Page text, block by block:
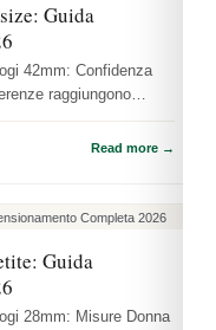
Guida
42mm: Confidenza
raggiungono
Read more →
Guida
28mm: Misure Donna